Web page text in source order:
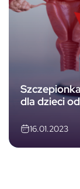
dla dzieci
16.01.2023